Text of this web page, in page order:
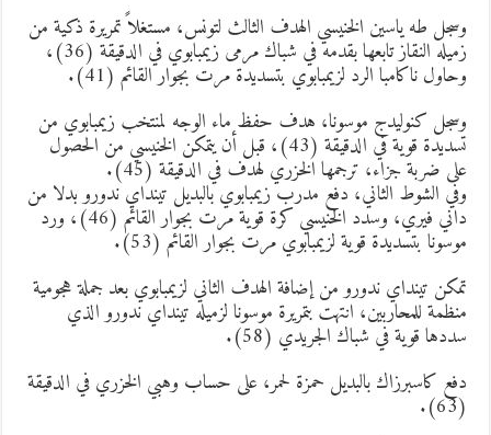
طه ياسين الخنيسي الهدف الثالث لتونس، مستغلاً تمريرة ذكية من
زميله النقاز تابعها بقدمه في شباك مرمى زيمبابوي في الدقيقة (36)،
ناكامبا الرد لزيمبابوي بتسديدة مرت بجوار القائم (41).
كنوليدج موسونا، هدف حفظ ماء الوجه لمنتخب زيمبابوي من
تسديدة قوية في الدقيقة (43)، قبل أن يتمكن الخنيسي من الحصول
ضربة جزاء، ترجمها الخزري لهدف في الدقيقة (45).
الشوط الثاني، دفع مدرب زيمبابوي بالبديل تينداي ندورو بدلا من
داني فيري، وسدد الخنيسي كرة قوية مرت بجوار القائم (46)، ورد
بتسديدة قوية لزيمبابوي مرت بجوار القائم (53).
تينداي ندورو من إضافة الهدف الثاني لزيمبابوي بعد جملة هجومية
للمحاربين، انتهت بتمريرة موسونا لزميله تينداي ندورو الذي
قوية في شباك الجريدي (58).
كاسبرزاك بالبديل حمزة لحمر، على حساب وهبي الخزري في الدقيقة